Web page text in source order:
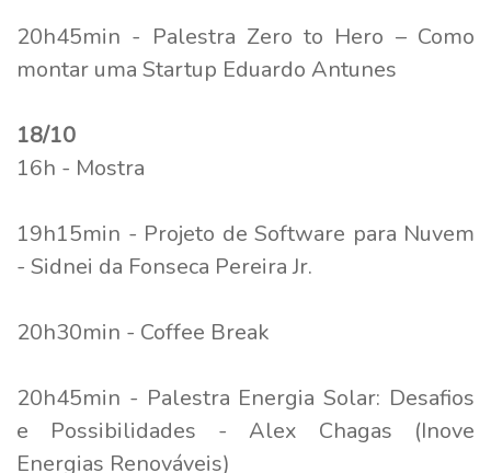
20h45min - Palestra Zero to Hero – Como
montar uma Startup Eduardo Antunes
18/10
16h - Mostra
19h15min - Projeto de Software para Nuvem
- Sidnei da Fonseca Pereira Jr.
20h30min - Coffee Break
20h45min - Palestra Energia Solar: Desafios
e Possibilidades - Alex Chagas (Inove
Energias Renováveis)